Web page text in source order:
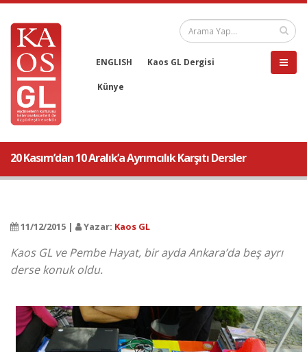
ENGLISH Kaos GL Dergisi
Künye
20 Kasım’dan 10 Aralık’a Ayrımcılık Karşıtı Dersler
11/12/2015 | Yazar: Kaos GL
Kaos GL ve Pembe Hayat, bir ayda Ankara’da beş ayrı
derse konuk oldu.